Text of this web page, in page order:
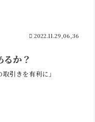
2022.11.29,06,36
か？
引きを有利に」